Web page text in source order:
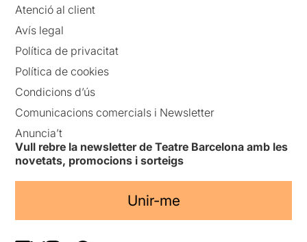
Atenció al client
Avís legal
Política de privacitat
Política de cookies
Condicions d’ús
Comunicacions comercials i Newsletter
Anuncia’t
Vull rebre la newsletter de Teatre Barcelona amb les
novetats, promocions i sorteigs
Unir-me